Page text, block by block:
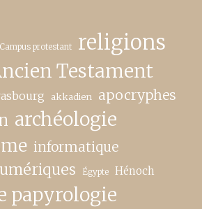
protestant religions
Testament
akkadien apocryphes
archéologie
informatique
Égypte Hénoch
papyrologie